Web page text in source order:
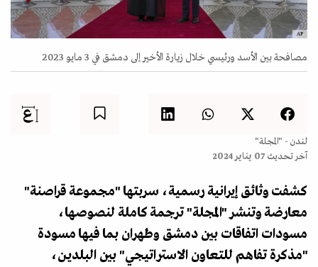
AP
مصافحة بين الأسد ورئيسي خلال زيارة الأخير إلى دمشق في 3 مايو 2023
لندن - "المجلة"
آخر تحديث07 يناير 2024
كشفت وثائق إيرانية رسمية، سربتها "مجموعة قراصنة"
معارضة وتنشر "المجلة" ترجمة كاملة لنصوصها،
مسودات اتفاقات بين دمشق وطهران بما فيها مسودة
"مذكرة تفاهم للتعاون الاستراتيجي" بين البلدين،